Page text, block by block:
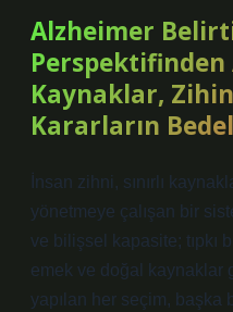
Alzheimer
Perspektifinden
Kaynaklar,
Kararların
İnsan zihni, sınırlı
yönetmeye çalışan bir
ve bilişsel kapasite; tıpkı
emek ve doğal kaynaklar
yapılan her seçim, başka